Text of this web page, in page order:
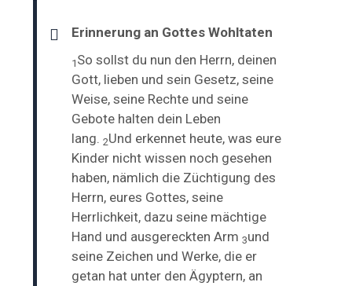
Erinnerung an Gottes Wohltaten
1 So sollst du nun den Herrn, deinen
Gott, lieben und sein Gesetz, seine
Weise, seine Rechte und seine
Gebote halten dein Leben
lang.2Und erkennet heute, was eure
Kinder nicht wissen noch gesehen
haben, nämlich die Züchtigung des
Herrn, eures Gottes, seine
Herrlichkeit, dazu seine mächtige
Hand und ausgereckten Arm3und
seine Zeichen und Werke, die er
getan hat unter den Ägyptern, an